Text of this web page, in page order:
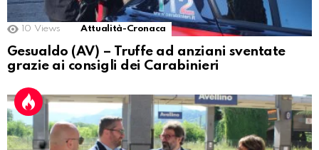
10 Views Attualità-Cronaca
Gesualdo (AV) – Truffe ad anziani sventate
grazie ai consigli dei Carabinieri